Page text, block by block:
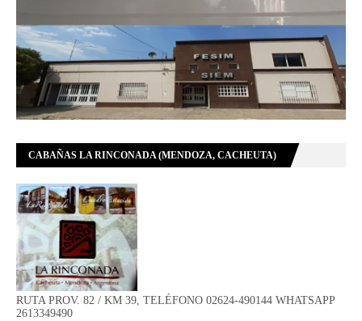
CABAÑAS LA RINCONADA (MENDOZA, CACHEUTA)
RUTA PROV. 82 / KM 39, TELÉFONO 02624-490144 WHATSAPP
2613349490